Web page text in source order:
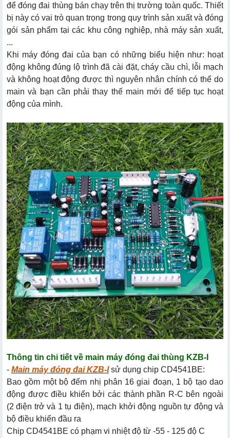
để đóng đai thùng bán chạy trên thị trường toàn quốc. Thiết
bị này có vai trò quan trọng trong quy trình sản xuất và đóng
gói sản phẩm tại các khu công nghiệp, nhà máy sản xuất,
...
Khi máy đóng đai của bạn có những biểu hiện như: hoạt
động không đúng lộ trình đã cài đặt, cháy cầu chì, lỗi mạch
và không hoạt động được thì nguyên nhân chính có thể do
main và bạn cần phải thay thế main mới để tiếp tục hoạt
động của mình.
Thông tin chi tiết về main máy đóng đai thùng KZB-I
- Main máy đóng đai KZB-Isử dụng chip CD4541BE:
Bao gồm một bộ đếm nhị phân 16 giai đoạn, 1 bộ tạo dao
động được điều khiển bởi các thành phần R-C bên ngoài
(2 điện trở và 1 tụ điện), mạch khởi động nguồn tự động và
bộ điều khiển đầu ra
Chip CD4541BE có phạm vi nhiệt độ từ -55 - 125 độ C